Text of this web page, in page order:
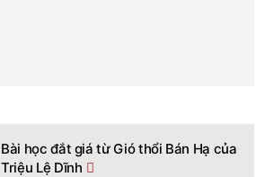
Bài học đắt giá từ Gió thổi Bán Hạ của
Triệu Lệ Dĩnh